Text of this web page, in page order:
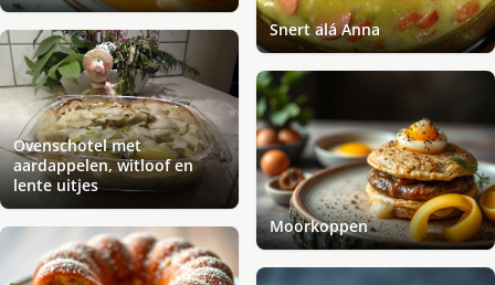
Snert alá Anna
Ovenschotel met
aardappelen, witloof en
lente uitjes
Moorkoppen